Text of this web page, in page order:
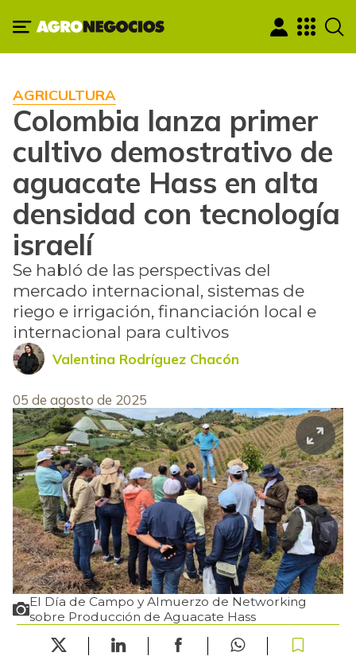
AGRICULTURA
Colombia lanza primer
cultivo demostrativo de
aguacate Hass en alta
densidad con tecnología
israelí
Se habló de las perspectivas del
mercado internacional, sistemas de
riego e irrigación, financiación local e
internacional para cultivos
Valentina Rodríguez Chacón
05 de agosto de 2025
El Día de Campo y Almuerzo de Networking
sobre Producción de Aguacate Hass